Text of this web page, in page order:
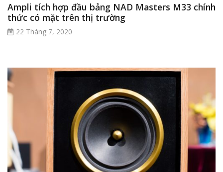
Ampli tích hợp đầu bảng NAD Masters M33 chính
thức có mặt trên thị trường
22 Tháng 7, 2020